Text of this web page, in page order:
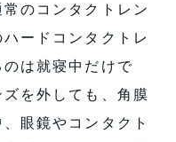
のコンタクトレン
ードコンタクトレ
は就寝中だけで
を外しても、角膜
眼鏡やコンタクト